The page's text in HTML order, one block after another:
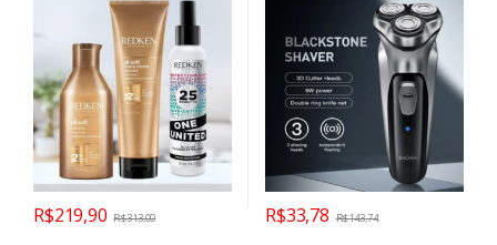
One United 150ml |
Shampoo Proprociona Brilho
e Cabelos Sedosos |
Máscara Hidratante Anti-
frizz | Leave-in
Multibenefícios
R$219,90 R$313,00 R$33,78 R$143,74